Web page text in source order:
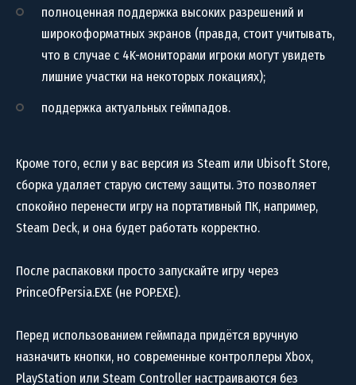
полноценная поддержка высоких разрешений и
широкоформатных экранов (правда, стоит учитывать,
что в случае с 4K-мониторами игроки могут увидеть
лишние участки на некоторых локациях);
поддержка актуальных геймпадов.
Кроме того, если у вас версия из Steam или Ubisoft Store,
сборка удаляет старую систему защиты. Это позволяет
спокойно перенести игру на портативный ПК, например,
Steam Deck, и она будет работать корректно.
После распаковки просто запускайте игру через
PrinceOfPersia.EXE (не POP.EXE).
Перед использованием геймпада придётся вручную
назначить кнопки, но современные контроллеры Xbox,
PlayStation или Steam Controller настраиваются без